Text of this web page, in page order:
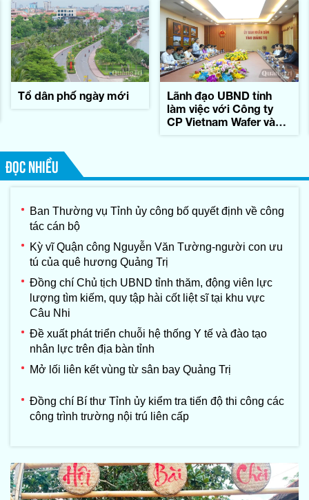
Tổ dân phố ngày mới
Lãnh đạo UBND tỉnh
làm việc với Công ty
CP Vietnam Wafer và
ĐỌC NHIỀU
Ban Thường vụ Tỉnh ủy công bố quyết định về công
tác cán bộ
Kỳ vĩ Quận công Nguyễn Văn Tường-người con ưu
tú của quê hương Quảng Trị
Đồng chí Chủ tịch UBND tỉnh thăm, động viên lực
lượng tìm kiếm, quy tập hài cốt liệt sĩ tại khu vực
Câu Nhi
Đề xuất phát triển chuỗi hệ thống Y tế và đào tạo
nhân lực trên địa bàn tỉnh
Mở lối liên kết vùng từ sân bay Quảng Trị
Đồng chí Bí thư Tỉnh ủy kiểm tra tiến độ thi công các
công trình trường nội trú liên cấp